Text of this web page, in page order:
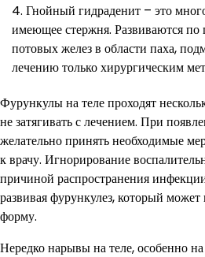
Гнойный гидраденит – это
имеющее стержня. Развиваются по
потовых желез в области паха,
лечению только хирургическим
Фурункулы на теле проходят
не затягивать с лечением. При
желательно принять необходимые
к врачу. Игнорирование
причиной распространения
развивая фурункулез, который
форму.
Нередко нарывы на теле, особенно